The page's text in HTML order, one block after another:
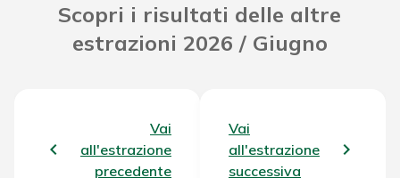
Scopri i risultati delle altre
estrazioni 2026 / Giugno
Vai
all'estrazione
precedente
Vai
all'estrazione
successiva